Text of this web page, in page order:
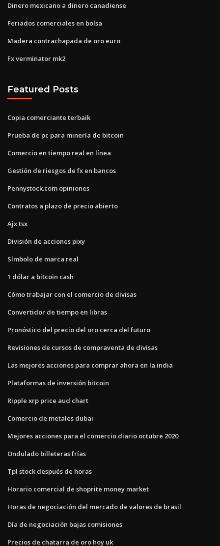
Dinero mexicano a dinero canadiense
Feriados comerciales en bolsa
Madera contrachapada de oro euro
Fx verminator mk2
Featured Posts
Copia comerciante terbaik
Prueba de pc para minería de bitcoin
Comercio en tiempo real en línea
Gestión de riesgos de fx en bancos
Pennystock.com opiniones
Contratos a plazo de precio abierto
Ajx tsx
División de acciones pixy
Símbolo de marca real
1 dólar a bitcoin cash
Cómo trabajar con el comercio de divisas
Convertidor de tiempo en libras
Pronóstico del precio del oro cerca del futuro
Revisiones de cursos de compraventa de divisas
Las mejores acciones para comprar ahora en la india
Plataformas de inversión bitcoin
Ripple xrp price aud chart
Comercio de metales dubai
Mejores acciones para el comercio diario octubre 2020
Ondulado billeteras frías
Tpl stock después de horas
Horario comercial de shoprite money market
Horas de negociación del mercado de valores de brasil
Día de negociación bajas comisiones
Precios de chatarra de oro hoy uk